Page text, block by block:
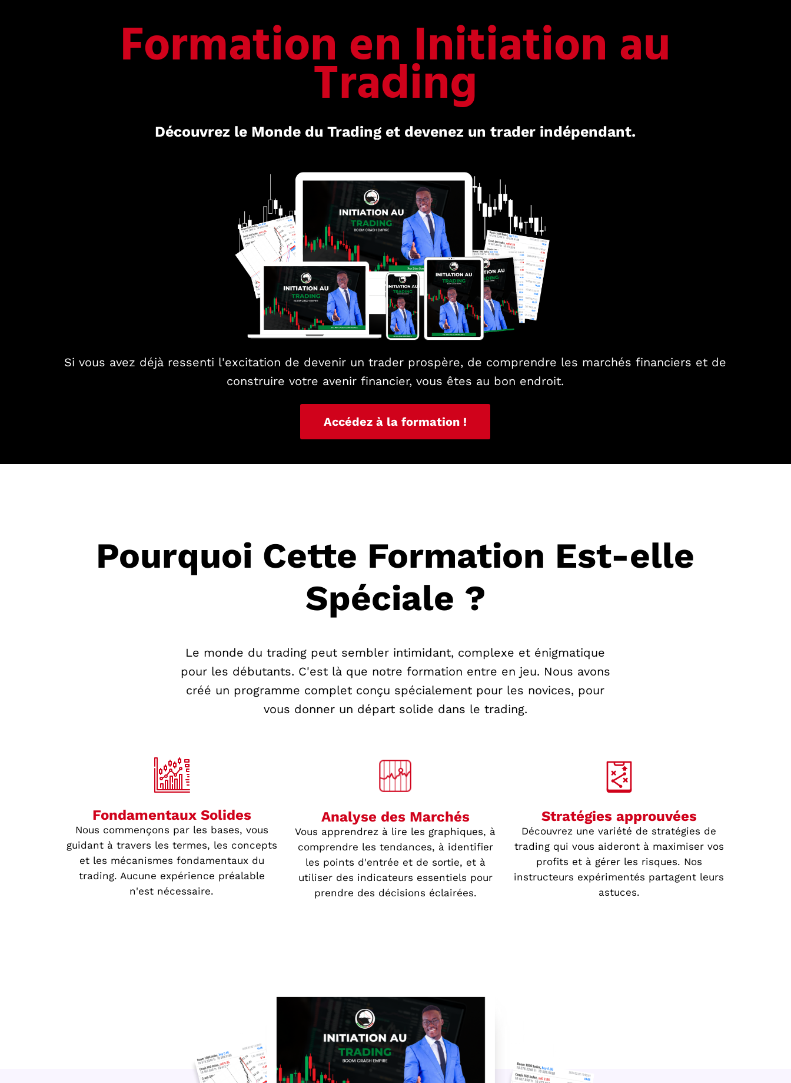
Formation en Initiation au
Trading
Découvrez le Monde du Trading et devenez un trader indépendant.
Si vous avez déjà ressenti l'excitation de devenir un trader prospère, de comprendre les marchés financiers et de
construire votre avenir financier, vous êtes au bon endroit.
Accédez à la formation !
Pourquoi Cette Formation Est-elle
Spéciale ?
Le monde du trading peut sembler intimidant, complexe et énigmatique
pour les débutants. C'est là que notre formation entre en jeu. Nous avons
créé un programme complet conçu spécialement pour les novices, pour
vous donner un départ solide dans le trading.
Fondamentaux Solides
Nous commençons par les bases, vous
guidant à travers les termes, les concepts
et les mécanismes fondamentaux du
trading. Aucune expérience préalable
n'est nécessaire.
Analyse des Marchés
Vous apprendrez à lire les graphiques, à
comprendre les tendances, à identifier
les points d'entrée et de sortie, et à
utiliser des indicateurs essentiels pour
prendre des décisions éclairées.
Stratégies approuvées
Découvrez une variété de stratégies de
trading qui vous aideront à maximiser vos
profits et à gérer les risques. Nos
instructeurs expérimentés partagent leurs
astuces.